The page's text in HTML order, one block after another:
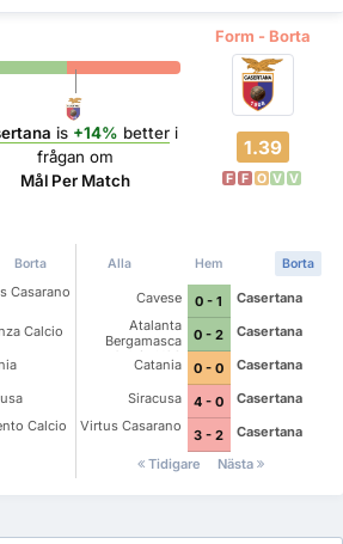
Form - Borta
is +14% better i
frågan om
Mål Per Match
1.39
F F O V V
Borta
Casarano
Calcio
Calcio
Alla Hem Borta
Cavese 0 - 1
Casertana
Atalanta
Bergamasca
Calcio U23
0 - 2
Casertana
Catania
0 - 0
Casertana
Siracusa
4 - 0
Casertana
Virtus Casarano
3 - 2
Casertana
Tidigare
Nästa